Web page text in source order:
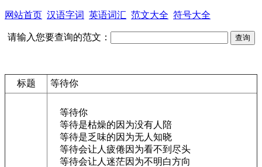
网站首页 汉语字词 英语词汇 范文大全 符号大全
请输入您要查询的范文：
标题 等待你
等待你
等待是枯燥的因为没有人陪
等待是乏味的因为无人知晓
等待会让人疲倦因为看不到尽头
等待会让人迷茫因为不明白方向